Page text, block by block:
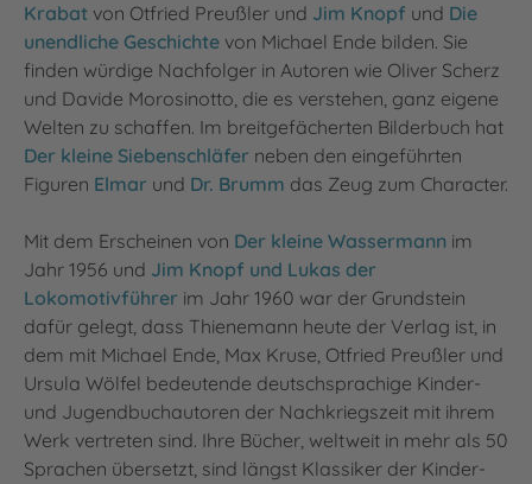
Krabat von Otfried Preußler und Jim Knopf und Die
unendliche Geschichte von Michael Ende bilden. Sie
finden würdige Nachfolger in Autoren wie Oliver Scherz
und Davide Morosinotto, die es verstehen, ganz eigene
Welten zu schaffen. Im breitgefächerten Bilderbuch hat
Der kleine Siebenschläfer neben den eingeführten
Figuren Elmar und Dr. Brumm das Zeug zum Character.
Mit dem Erscheinen von Der kleine Wassermann im
Jahr 1956 und Jim Knopf und Lukas der
Lokomotivführer im Jahr 1960 war der Grundstein
dafür gelegt, dass Thienemann heute der Verlag ist, in
dem mit Michael Ende, Max Kruse, Otfried Preußler und
Ursula Wölfel bedeutende deutschsprachige Kinder-
und Jugendbuchautoren der Nachkriegszeit mit ihrem
Werk vertreten sind. Ihre Bücher, weltweit in mehr als 50
Sprachen übersetzt, sind längst Klassiker der Kinder-